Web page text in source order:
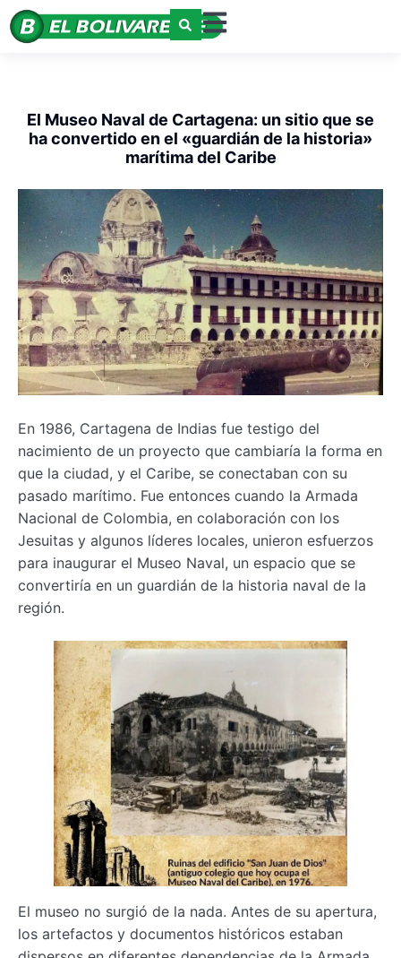
El Museo Naval de Cartagena: un sitio que se
ha convertido en el «guardián de la historia»
marítima del Caribe
En 1986, Cartagena de Indias fue testigo del
nacimiento de un proyecto que cambiaría la forma en
que la ciudad, y el Caribe, se conectaban con su
pasado marítimo. Fue entonces cuando la Armada
Nacional de Colombia, en colaboración con los
Jesuitas y algunos líderes locales, unieron esfuerzos
para inaugurar el Museo Naval, un espacio que se
convertiría en un guardián de la historia naval de la
región.
El museo no surgió de la nada. Antes de su apertura,
los artefactos y documentos históricos estaban